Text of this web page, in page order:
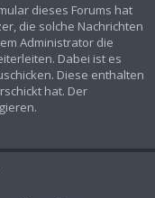
dieses Forums hat
die solche Nachrichten
Administrator die
Dabei ist es
Diese enthalten
hat. Der